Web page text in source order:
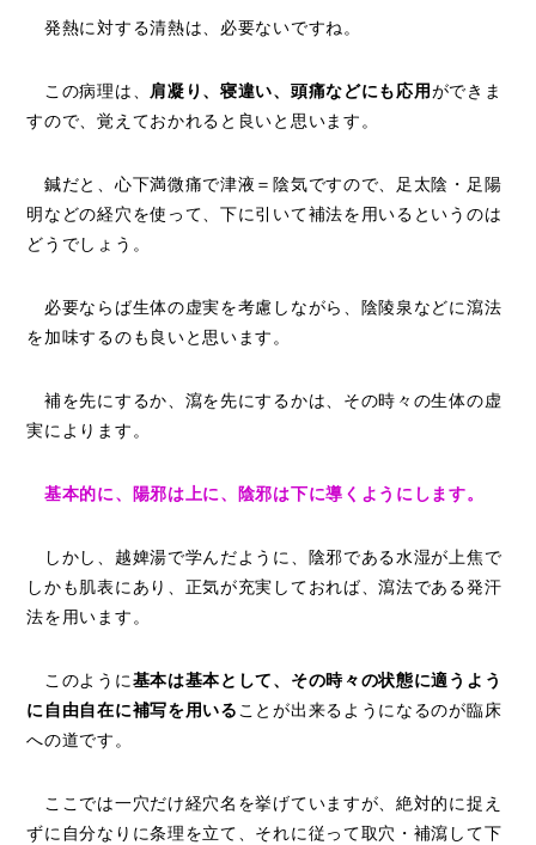
発熱に対する清熱は、必要ないですね。
この病理は、 肩凝り、寝違い、頭痛などにも応用ができま
すので、覚えておかれると良いと思います。
鍼だと、心下満微痛で津液＝陰気ですので、足太陰・足陽
明などの経穴を使って、下に引いて補法を用いるというのは
どうでしょう。
必要ならば生体の虚実を考慮しながら、陰陵泉などに瀉法
を加味するのも良いと思います。
補を先にするか、瀉を先にするかは、その時々の生体の虚
実によります。
基本的に、陽邪は上に、陰邪は下に導くようにします。
しかし、越婢湯で学んだように、陰邪である水湿が上焦で
しかも肌表にあり、正気が充実しておれば、瀉法である発汗
法を用います。
このように基本は基本として、その時々の状態に適うよう
に自由自在に補写を用いる ことが出来るようになるのが臨床
への道です。
ここでは一穴だけ経穴名を挙げていますが、絶対的に捉え
ずに自分なりに条理を立て、それに従って取穴・補瀉して下